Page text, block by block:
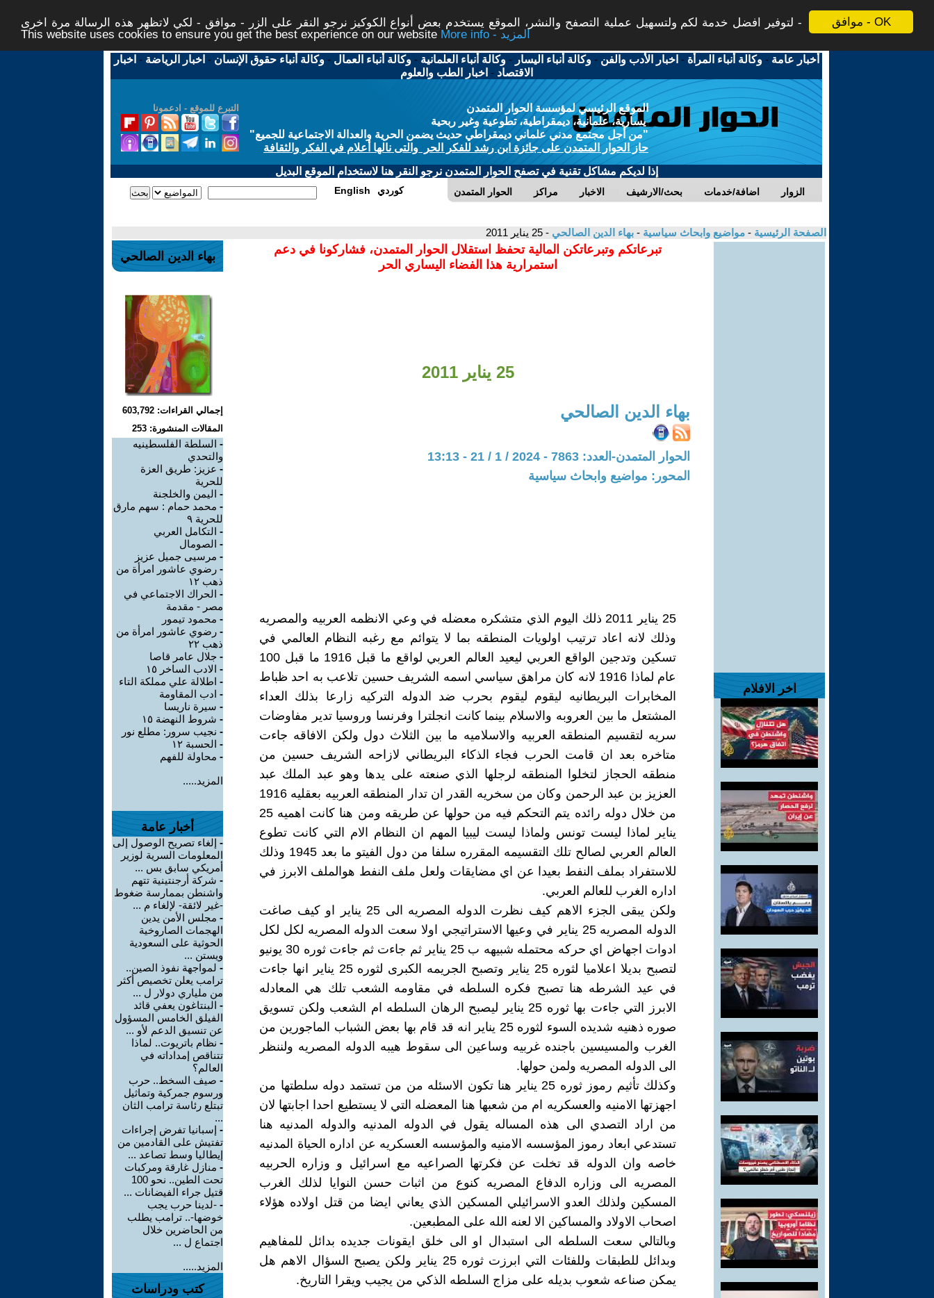
موافق - OK
لتوفير افضل خدمة لكم ولتسهيل عملية التصفح والنشر، الموقع يستخدم بعض أنواع الكوكيز نرجو النقر على الزر - موافق - لكي لاتظهر هذه الرسالة مرة اخرى -
This website uses cookies to ensure you get the best experience on our website
More info - المزيد
أخبار عامة -وكالة أنباء المرأة - اخبار الأدب والفن -وكالة أنباء اليسار -وكالة أنباء العلمانية -وكالة أنباء العمال -وكالة أنباء حقوق الإنسان - اخبار الرياضة - اخبار
الاقتصاد - اخبار الطب والعلوم
التبرع للموقع - ادعمونا
الموقع الرئيسي لمؤسسة الحوار المتمدن
يسارية، علمانية، ديمقراطية، تطوعية وغير ربحية
"من أجل مجتمع مدني علماني ديمقراطي حديث يضمن الحرية والعدالة الاجتماعية للجميع"
حاز الحوار المتمدن على جائزة ابن رشد للفكر الحر والتى نالها أعلام في الفكر والثقافة
إذا لديكم مشاكل تقنية في تصفح الحوار المتمدن نرجو النقر هنا لاستخدام الموقع البديل
الحوار المتمدن مراكز الاخبار بحث/الارشيف اضافة/خدمات الزوار English كوردي
الصفحة الرئيسية - مواضيع وابحاث سياسية - بهاء الدين الصالحي - 25 يناير 2011
اخر الافلام
تبرعاتكم وتبرعاتكن المالية تحفظ استقلال الحوار المتمدن، فشاركونا في دعم
استمرارية هذا الفضاء اليساري الحر
25 يناير 2011
بهاء الدين الصالحي
الحوار المتمدن-العدد: 7863 - 2024 / 1 / 21 - 13:13
المحور: مواضيع وابحاث سياسية
25 يناير 2011 ذلك اليوم الذي متشكره معضله في وعي الانظمه العربيه والمصريه
وذلك لانه اعاد ترتيب اولويات المنطقه بما لا يتوائم مع رغبه النظام العالمي في
تسكين وتدجين الواقع العربي ليعيد العالم العربي لواقع ما قبل 1916 ما قبل 100
عام لماذا 1916 لانه كان مراهق سياسي اسمه الشريف حسين تلاعب به احد ظباط
المخابرات البريطانيه ليقوم ليقوم بحرب ضد الدوله التركيه زارعا بذلك العداء
المشتعل ما بين العروبه والاسلام بينما كانت انجلترا وفرنسا وروسيا تدير مفاوضات
سريه لتقسيم المنطقه العربيه والاسلاميه ما بين الثلاث دول ولكن الافاقه جاءت
متاخره بعد ان قامت الحرب فجاء الذكاء البريطاني لازاحه الشريف حسين من
منطقه الحجاز لتخلوا المنطقه لرجلها الذي صنعته على يدها وهو عبد الملك عبد
العزيز بن عبد الرحمن وكان من سخريه القدر ان تدار المنطقه العربيه بعقليه 1916
من خلال دوله رائده يتم التحكم فيه من حولها عن طريقه ومن هنا كانت اهميه 25
يناير لماذا ليست تونس ولماذا ليست ليبيا المهم ان النظام الام التي كانت تطوع
العالم العربي لصالح تلك التقسيمه المقرره سلفا من دول الفيتو ما بعد 1945 وذلك
للاستفراد بملف النفط بعيدا عن اي مضايقات ولعل ملف النفط هوالملف الابرز في
اداره الغرب للعالم العربي.
ولكن يبقى الجزء الاهم كيف نظرت الدوله المصريه الى 25 يناير او كيف صاغت
الدوله المصريه 25 يناير في وعيها الاستراتيجي اولا سعت الدوله المصريه لكل لكل
ادوات اجهاض اي حركه محتمله شبيهه ب 25 يناير ثم جاءت ثم جاءت ثوره 30 يونيو
لتصبح بديلا اعلاميا لثوره 25 يناير وتصبح الجريمه الكبرى لثوره 25 يناير انها جاءت
في عيد الشرطه هنا تصبح فكره السلطه في مقاومه الشعب تلك هي المعادله
الابرز التي جاءت بها ثوره 25 يناير ليصبح الرهان السلطه ام الشعب ولكن تسويق
صوره ذهنيه شديده السوء لثوره 25 يناير انه قد قام بها بعض الشباب الماجورين من
الغرب والمسيسين باجنده غربيه وساعين الى سقوط هيبه الدوله المصريه ولننظر
الى الدوله المصريه ولمن حولها.
وكذلك تأثيم رموز ثوره 25 يناير هنا تكون الاسئله من من تستمد دوله سلطتها من
اجهزتها الامنيه والعسكريه ام من شعبها هنا المعضله التي لا يستطيع احدا اجابتها لان
من اراد التصدي الى هذه المساله يقول في الدوله المدنيه والدوله المدنيه هنا
تستدعي ابعاد رموز المؤسسه الامنيه والمؤسسه العسكريه عن اداره الحياة المدنيه
خاصه وان الدوله قد تخلت عن فكرتها الصراعيه مع اسرائيل و وزاره الحربيه
المصريه الى وزاره الدفاع المصريه كنوع من اثبات حسن النوايا لذلك الغرب
المسكين ولذلك العدو الاسرائيلي المسكين الذي يعاني ايضا من قتل اولاده هؤلاء
اصحاب الاولاد والمساكين الا لعنه الله على المطبعين.
وبالتالي سعت السلطه الى استبدال او الى خلق ايقونات جديده بدائل للمفاهيم
وبدائل للطبقات وللفئات التي ابرزت ثوره 25 يناير ولكن يصبح السؤال الاهم هل
يمكن صناعه شعوب بديله على مزاج السلطه الذكي من يجيب ويقرا التاريخ.
بهاء الدين الصالحي
إجمالي القراءات: 603,792
المقالات المنشورة: 253
- السلطة الفلسطينيه
والتحدي
- عزيز: طريق العزة
للحرية
- اليمن والخلجنة
- محمد حمام : سهم مارق
للحرية ٩
- التكامل العربي
- الصومال
- مرسيى جميل عزيز
- رضوي عاشور امرأة من
ذهب ١٢
- الحراك الاجتماعي في
مصر - مقدمة
- محمود تيمور
- رضوي عاشور امرأة من
ذهب ٢٢
- جلال عامر قاصا
- الادب الساخر ١٥
- اطلالة علي مملكة التاء
- ادب المقاومة
- سيرة ناريسا
- شروط النهضة ١٥
- نجيب سرور: مطلع نور
- الحسبة ١٢
- محاولة للفهم
المزيد.....
أخبار عامة
- إلغاء تصريح الوصول إلى
المعلومات السرية لوزير
أمريكي سابق بس ...
- شركة أرجنتينية تتهم
واشنطن بممارسة ضغوط
-غير لائقة- لإلغاء م ...
- مجلس الأمن يدين
الهجمات الصاروخية
الحوثية على السعودية
ويستن ...
- لمواجهة نفوذ الصين..
ترامب يعلن تخصيص أكثر
من ملياري دولار ل ...
- البنتاغون يعفي قائد
الفيلق الخامس المسؤول
عن تنسيق الدعم لأو ...
- نظام باتريوت.. لماذا
تتناقص إمداداته في
العالم؟
- صيف السخط.. حرب
ورسوم جمركية وتماثيل
تبتلع رئاسة ترامب الثان
...
- إسبانيا تفرض إجراءات
تفتيش على القادمين من
إيطاليا وسط تصاعد ...
- منازل غارقة ومركبات
تحت الطين.. نحو 100
قتيل جراء الفيضانات ...
- -لدينا حرب يجب
خوضها-.. ترامب يطلب
من الحاضرين خلال
اجتماع ل ...
المزيد.....
كتب ودراسات